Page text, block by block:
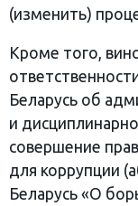
(изменить)
Кроме того,
Беларусь об
и
совершение
для коррупции
Беларусь «О